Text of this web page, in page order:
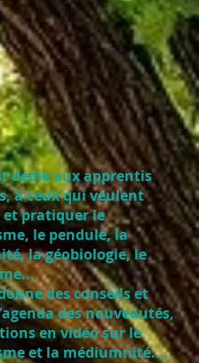
dédié aux apprentis
à ceux qui veulent
pratiquer le
le pendule, la
la géobiologie, le
des conseils et
des nouveautés,
en vidéo sur le
et la médiumnité....